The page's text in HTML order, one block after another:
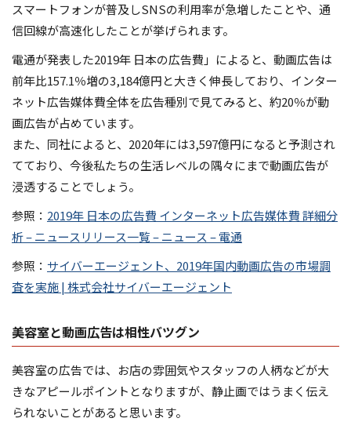
スマートフォンが普及しSNSの利用率が急増したことや、通
信回線が高速化したことが挙げられます。
電通が発表した2019年 日本の広告費」によると、動画広告は
前年比157.1％増の3,184億円と大きく伸長しており、インター
ネット広告媒体費全体を広告種別で見てみると、約20％が動
画広告が占めています。
また、同社によると、2020年には3,597億円になると予測され
てており、今後私たちの生活レベルの隅々にまで動画広告が
浸透することでしょう。
参照： 2019年 日本の広告費 インターネット広告媒体費 詳細分
析 – ニュースリリース一覧 – ニュース – 電通
参照： サイバーエージェント、2019年国内動画広告の市場調
査を実施 | 株式会社サイバーエージェント
美容室と動画広告は相性バツグン
美容室の広告では、お店の雰囲気やスタッフの人柄などが大
きなアピールポイントとなりますが、静止画ではうまく伝え
られないことがあると思います。